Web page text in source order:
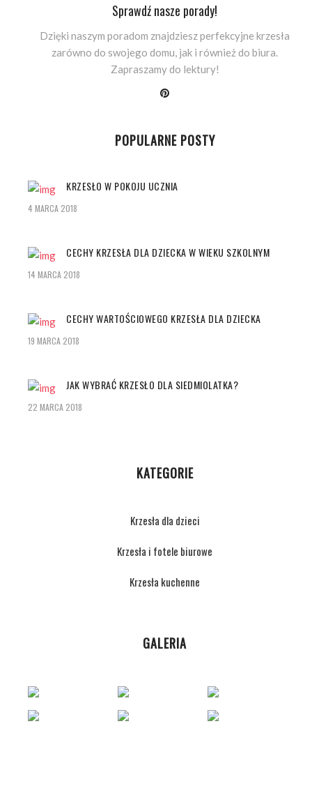
Sprawdź nasze porady!
Dzięki naszym poradom znajdziesz perfekcyjne krzesła
zarówno do swojego domu, jak i również do biura.
Zapraszamy do lektury!
POPULARNE POSTY
KRZESŁO W POKOJU UCZNIA
4 MARCA 2018
CECHY KRZESŁA DLA DZIECKA W WIEKU SZKOLNYM
14 MARCA 2018
CECHY WARTOŚCIOWEGO KRZESŁA DLA DZIECKA
19 MARCA 2018
JAK WYBRAĆ KRZESŁO DLA SIEDMIOLATKA?
22 MARCA 2018
KATEGORIE
Krzesła dla dzieci
Krzesła i fotele biurowe
Krzesła kuchenne
GALERIA